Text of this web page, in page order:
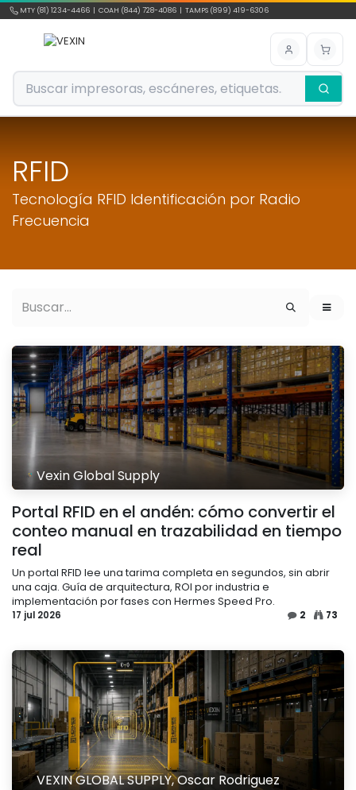
Ir al contenido
MTY (81) 1234-4466 | COAH (844) 728-4086 | TAMPS (899) 419-6306
RFID
Tecnología RFID Identificación por Radio
Frecuencia
Vexin Global Supply
Portal RFID en el andén: cómo convertir el
conteo manual en trazabilidad en tiempo
real
Un portal RFID lee una tarima completa en segundos, sin abrir
una caja. Guía de arquitectura, ROI por industria e
implementación por fases con Hermes Speed Pro.
17 jul 2026 2 73
VEXIN GLOBAL SUPPLY, Oscar Rodriguez